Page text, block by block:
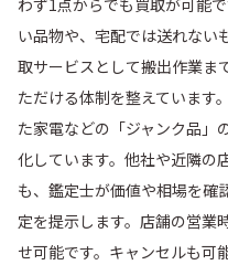
西落合
西新宿
二十騎町
原町
わず1点からでも買取が可能
い品物や、宅配では送れない
取サービスとして搬出作業ま
ただける体制を整えています
た家電などの「ジャンク品」
化しています。他社や近隣の
も、鑑定士が価値や相場を確
定を提示します。店舗の営業
せ可能です。キャンセルも可